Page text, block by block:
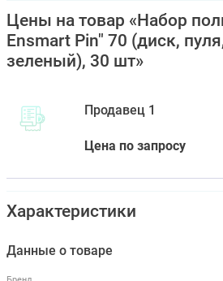
Цены на товар «Набор
Ensmart Pin" 70 (диск,
зеленый), 30 шт»
Продавец 1
Цена по запросу
Характеристики
Данные о товаре